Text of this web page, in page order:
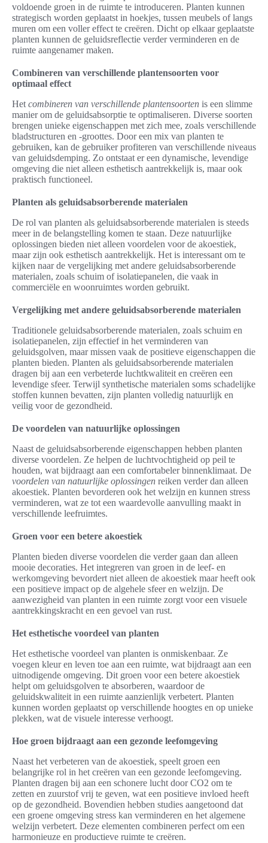
voldoende groen in de ruimte te introduceren. Planten kunnen
strategisch worden geplaatst in hoekjes, tussen meubels of langs
muren om een voller effect te creëren. Dicht op elkaar geplaatste
planten kunnen de geluidsreflectie verder verminderen en de
ruimte aangenamer maken.
Combineren van verschillende plantensoorten voor
optimaal effect
Het combineren van verschillende plantensoorten is een slimme
manier om de geluidsabsorptie te optimaliseren. Diverse soorten
brengen unieke eigenschappen met zich mee, zoals verschillende
bladstructuren en -groottes. Door een mix van planten te
gebruiken, kan de gebruiker profiteren van verschillende niveaus
van geluidsdemping. Zo ontstaat er een dynamische, levendige
omgeving die niet alleen esthetisch aantrekkelijk is, maar ook
praktisch functioneel.
Planten als geluidsabsorberende materialen
De rol van planten als geluidsabsorberende materialen is steeds
meer in de belangstelling komen te staan. Deze natuurlijke
oplossingen bieden niet alleen voordelen voor de akoestiek,
maar zijn ook esthetisch aantrekkelijk. Het is interessant om te
kijken naar de vergelijking met andere geluidsabsorberende
materialen, zoals schuim of isolatiepanelen, die vaak in
commerciële en woonruimtes worden gebruikt.
Vergelijking met andere geluidsabsorberende materialen
Traditionele geluidsabsorberende materialen, zoals schuim en
isolatiepanelen, zijn effectief in het verminderen van
geluidsgolven, maar missen vaak de positieve eigenschappen die
planten bieden. Planten als geluidsabsorberende materialen
dragen bij aan een verbeterde luchtkwaliteit en creëren een
levendige sfeer. Terwijl synthetische materialen soms schadelijke
stoffen kunnen bevatten, zijn planten volledig natuurlijk en
veilig voor de gezondheid.
De voordelen van natuurlijke oplossingen
Naast de geluidsabsorberende eigenschappen hebben planten
diverse voordelen. Ze helpen de luchtvochtigheid op peil te
houden, wat bijdraagt aan een comfortabeler binnenklimaat. De
voordelen van natuurlijke oplossingen reiken verder dan alleen
akoestiek. Planten bevorderen ook het welzijn en kunnen stress
verminderen, wat ze tot een waardevolle aanvulling maakt in
verschillende leefruimtes.
Groen voor een betere akoestiek
Planten bieden diverse voordelen die verder gaan dan alleen
mooie decoraties. Het integreren van groen in de leef- en
werkomgeving bevordert niet alleen de akoestiek maar heeft ook
een positieve impact op de algehele sfeer en welzijn. De
aanwezigheid van planten in een ruimte zorgt voor een visuele
aantrekkingskracht en een gevoel van rust.
Het esthetische voordeel van planten
Het esthetische voordeel van planten is onmiskenbaar. Ze
voegen kleur en leven toe aan een ruimte, wat bijdraagt aan een
uitnodigende omgeving. Dit groen voor een betere akoestiek
helpt om geluidsgolven te absorberen, waardoor de
geluidskwaliteit in een ruimte aanzienlijk verbetert. Planten
kunnen worden geplaatst op verschillende hoogtes en op unieke
plekken, wat de visuele interesse verhoogt.
Hoe groen bijdraagt aan een gezonde leefomgeving
Naast het verbeteren van de akoestiek, speelt groen een
belangrijke rol in het creëren van een gezonde leefomgeving.
Planten dragen bij aan een schonere lucht door CO2 om te
zetten en zuurstof vrij te geven, wat een positieve invloed heeft
op de gezondheid. Bovendien hebben studies aangetoond dat
een groene omgeving stress kan verminderen en het algemene
welzijn verbetert. Deze elementen combineren perfect om een
harmonieuze en productieve ruimte te creëren.